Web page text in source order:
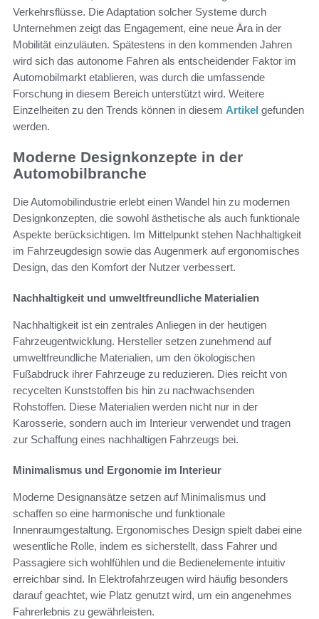
Verkehrsflüsse. Die Adaptation solcher Systeme durch
Unternehmen zeigt das Engagement, eine neue Ära in der
Mobilität einzuläuten. Spätestens in den kommenden Jahren
wird sich das autonome Fahren als entscheidender Faktor im
Automobilmarkt etablieren, was durch die umfassende
Forschung in diesem Bereich unterstützt wird. Weitere
Einzelheiten zu den Trends können in diesem Artikel gefunden
werden.
Moderne Designkonzepte in der
Automobilbranche
Die Automobilindustrie erlebt einen Wandel hin zu modernen
Designkonzepten, die sowohl ästhetische als auch funktionale
Aspekte berücksichtigen. Im Mittelpunkt stehen Nachhaltigkeit
im Fahrzeugdesign sowie das Augenmerk auf ergonomisches
Design, das den Komfort der Nutzer verbessert.
Nachhaltigkeit und umweltfreundliche Materialien
Nachhaltigkeit ist ein zentrales Anliegen in der heutigen
Fahrzeugentwicklung. Hersteller setzen zunehmend auf
umweltfreundliche Materialien, um den ökologischen
Fußabdruck ihrer Fahrzeuge zu reduzieren. Dies reicht von
recycelten Kunststoffen bis hin zu nachwachsenden
Rohstoffen. Diese Materialien werden nicht nur in der
Karosserie, sondern auch im Interieur verwendet und tragen
zur Schaffung eines nachhaltigen Fahrzeugs bei.
Minimalismus und Ergonomie im Interieur
Moderne Designansätze setzen auf Minimalismus und
schaffen so eine harmonische und funktionale
Innenraumgestaltung. Ergonomisches Design spielt dabei eine
wesentliche Rolle, indem es sicherstellt, dass Fahrer und
Passagiere sich wohlfühlen und die Bedienelemente intuitiv
erreichbar sind. In Elektrofahrzeugen wird häufig besonders
darauf geachtet, wie Platz genutzt wird, um ein angenehmes
Fahrerlebnis zu gewährleisten.